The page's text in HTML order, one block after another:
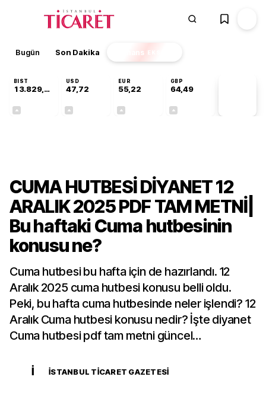
Bugün Son Dakika Finans EKSTRA
BIST
13.829,69
USD
47,72
EUR
55,22
GBP
64,49
CUMA HUTBESİ DİYANET 12
ARALIK 2025 PDF TAM METNİ|
Bu haftaki Cuma hutbesinin
konusu ne?
Cuma hutbesi bu hafta için de hazırlandı. 12
Aralık 2025 cuma hutbesi konusu belli oldu.
Peki, bu hafta cuma hutbesinde neler işlendi? 12
Aralık Cuma hutbesi konusu nedir? İşte diyanet
Cuma hutbesi pdf tam metni güncel…
İ İSTANBUL TICARET GAZETESI